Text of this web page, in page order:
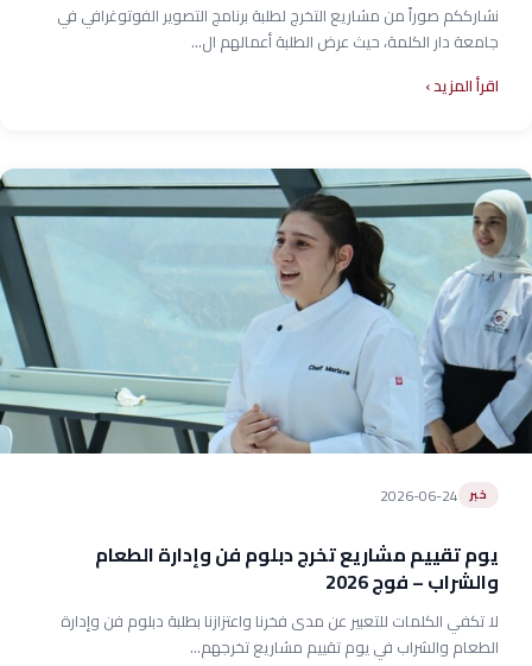
نشارككم صوراً من مشاريع التخرج لطلبة برنامج التصوير الفوتوغرافي في
جامعة دار الكلمة، حيث عرض الطلبة أعمالهم ال...
اقرأ المزيد
خبر 2026-06-24
يوم تقييم مشاريع تخرج دبلوم فن وإدارة الطعام
والشراب – فوج 2026
لا تكفي الكلمات للتعبير عن مدى فخرنا واعتزازنا بطلبة دبلوم فن وإدارة
الطعام والشراب في يوم تقييم مشاريع تخرجهم...